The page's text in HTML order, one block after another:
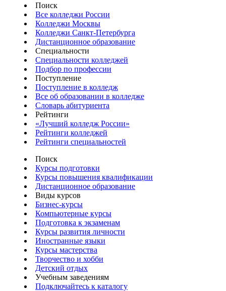
Поиск
Все колледжи России
Колледжи Москвы
Колледжи Санкт-Петербурга
Дистанционное образование
Специальности
Специальности колледжей
Подбор по профессии
Поступление
Поступление в колледж
Все об образовании в колледже
Словарь абитуриента
Рейтинги
«Лучший колледж России»
Рейтинги колледжей
Рейтинги специальностей
Поиск
Курсы подготовки
Курсы повышения квалификации
Дистанционное образование
Виды курсов
Бизнес-курсы
Компьютерные курсы
Подготовка к экзаменам
Курсы развития личности
Иностранные языки
Курсы мастерства
Творчество и хобби
Детский отдых
Учебным заведениям
Подключайтесь к каталогу